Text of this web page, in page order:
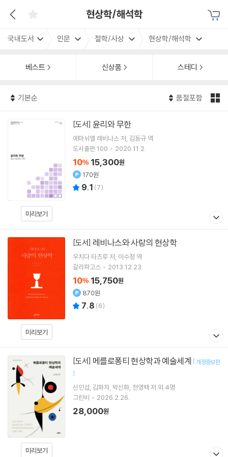
현상학/해석학
국내도서 인문 철학/사상 현상학/해석학
베스트 신상품 스테디
기본순 품절포함
미리보기
[도서] 윤리와 무한
에마뉘엘 레비나스 저 김동규 역
도서출판 100
2020.11.2.
10% 15,300원
170원
9.1 (7)
미리보기
[도서] 레비나스와 사랑의 현상학
우치다 타츠루저 이수정 역
갈라파고스
2013.12.23.
10% 15,750원
870원
7.8 (6)
미리보기
[도서] 메를로퐁티 현상학과 예술세계 [개정증보판
]
신인섭 김화자 박신화 전영백 저 외 4명
그린비
2026.2.26.
28,000원